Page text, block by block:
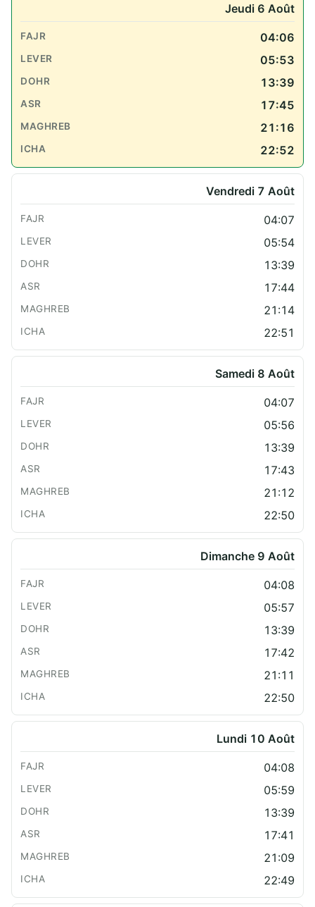
Jeudi 6 Août
04:06
05:53
13:39
17:45
21:16
22:52
Vendredi 7 Août
04:07
05:54
13:39
17:44
21:14
22:51
Samedi 8 Août
04:07
05:56
13:39
17:43
21:12
22:50
Dimanche 9 Août
04:08
05:57
13:39
17:42
21:11
22:50
Lundi 10 Août
04:08
05:59
13:39
17:41
21:09
22:49